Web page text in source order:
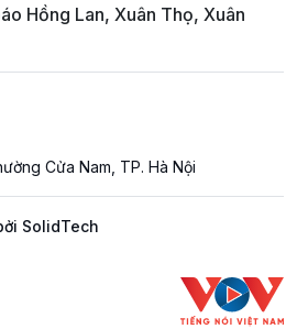
Hồng Lan, Xuân Thọ, Xuân
Cửa Nam, TP. Hà Nội
SolidTech